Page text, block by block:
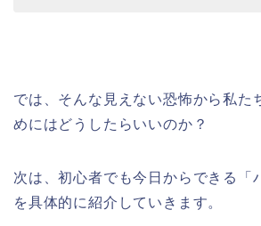
では、そんな見えない恐怖から私た
めにはどうしたらいいのか？
次は、初心者でも今日からできる「
を具体的に紹介していきます。